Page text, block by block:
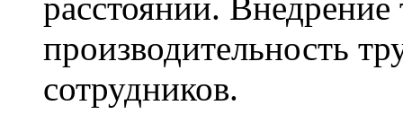
расстоянии.
производительность
сотрудников.